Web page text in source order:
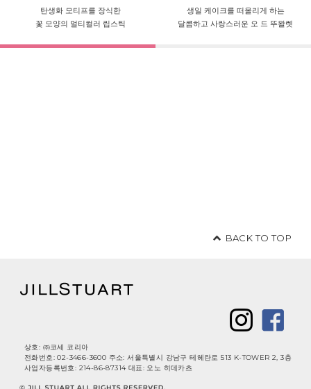
탄생화 모티프를 장식한
꽃 모양의 멀티컬러 립스틱
생일 케이크를 떠올리게 하는
달콤하고 사랑스러운 오 드 뚜왈렛
BACK TO TOP
상호: ㈜코세 코리아
전화번호: 02-3466-3600 주소: 서울특별시 강남구 테헤란로 513 K-TOWER 2, 3층
사업자등록번호: 214-86-87314 대표: 오노 히데카츠